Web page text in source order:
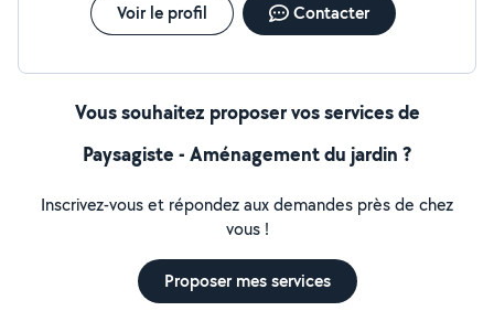
Voir le profil Contacter
Vous souhaitez proposer vos services de
Paysagiste - Aménagement du jardin ?
Inscrivez-vous et répondez aux demandes près de chez
vous !
Proposer mes services